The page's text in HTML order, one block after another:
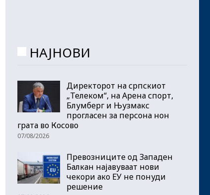
НАЈНОВИ
Директорот на српскиот
„Телеком“, на Арена спорт,
Блумберг и Њузмакс
прогласен за персона нон
грата во Косово
07/08/2026
Превозниците од Западен
Балкан најавуваат нови
чекори ако ЕУ не понуди
решение